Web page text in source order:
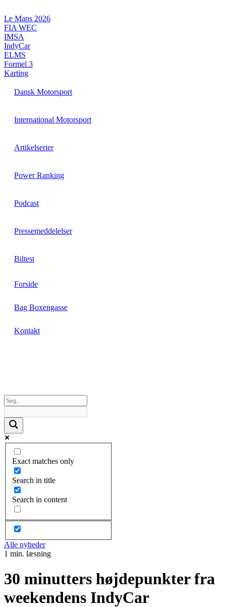
til
indhold
Le Mans 2026
FIA WEC
IMSA
IndyCar
ELMS
Formel 3
Karting
Dansk Motorsport
International Motorsport
Artikelserier
Power Ranking
Podcast
Pressemeddelelser
Biltest
Forside
Bag Boxengasse
Kontakt
Exact matches only
Search in title
Search in content
Alle nyheder
1 min. læsning
30 minutters højdepunkter fra
weekendens IndyCar